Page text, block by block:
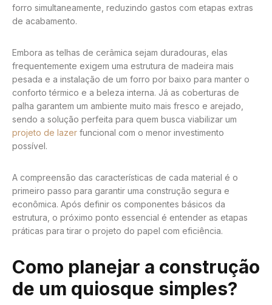
forro simultaneamente, reduzindo gastos com etapas extras
de acabamento.
Embora as telhas de cerâmica sejam duradouras, elas
frequentemente exigem uma estrutura de madeira mais
pesada e a instalação de um forro por baixo para manter o
conforto térmico e a beleza interna. Já as coberturas de
palha garantem um ambiente muito mais fresco e arejado,
sendo a solução perfeita para quem busca viabilizar um
projeto de lazer funcional com o menor investimento
possível.
A compreensão das características de cada material é o
primeiro passo para garantir uma construção segura e
econômica. Após definir os componentes básicos da
estrutura, o próximo ponto essencial é entender as etapas
práticas para tirar o projeto do papel com eficiência.
Como planejar a construção
de um quiosque simples?